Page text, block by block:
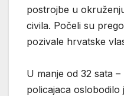
postrojbe u
civila. Počeli su
pozivale hrvatske
U manje od 32 sata
policajaca